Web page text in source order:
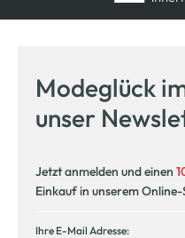
Modeglück
unser
Jetzt anmelden und einen
Einkauf in unserem
Ihre E-Mail Adresse: